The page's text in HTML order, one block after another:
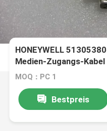
HONEYWELL
Medien-Zugangs-Kabel
MOQ：PC 1
Bestpreis